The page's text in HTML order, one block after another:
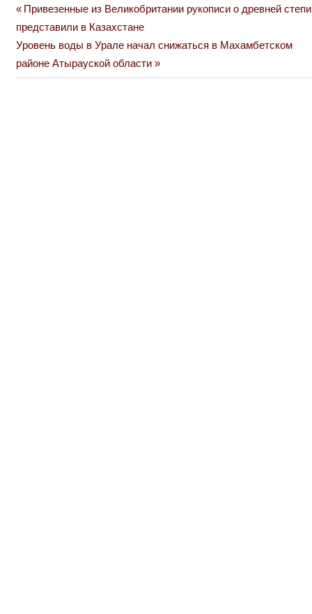
Навигация
по
записям
Previous
Post:
Привезенные из Великобритании рукописи о древней степи
представили в Казахстане
Next
Post:
Уровень воды в Урале начал снижаться в Махамбетском
районе Атырауской области